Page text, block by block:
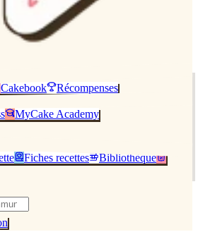
Cakebook Récompenses
MyCake Academy
Fiches recettes
Bibliothèque